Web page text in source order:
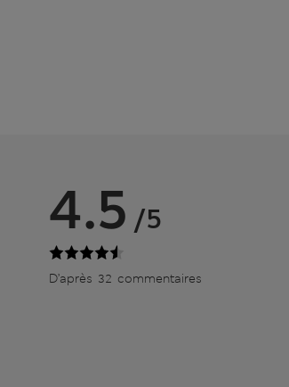
4.5 /5
D’après 32 commentaires